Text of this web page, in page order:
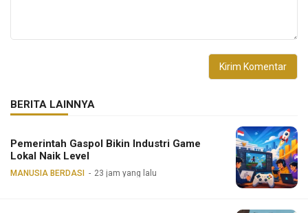
BERITA LAINNYA
Pemerintah Gaspol Bikin Industri Game
Lokal Naik Level
MANUSIA BERDASI 23 jam yang lalu